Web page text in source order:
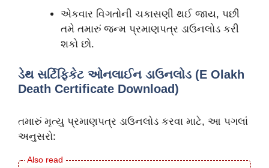
એકવાર વિગતોની ચકાસણી થઈ જાય, પછી
તમે તમારું જન્મ પ્રમાણપત્ર ડાઉનલોડ કરી
શકો છો.
ડેથ સર્ટિફિકેટ ઓનલાઈન ડાઉનલોડ (E Olakh
Death Certificate Download)
તમારું મૃત્યુ પ્રમાણપત્ર ડાઉનલોડ કરવા માટે, આ પગલાં
અનુસરો: